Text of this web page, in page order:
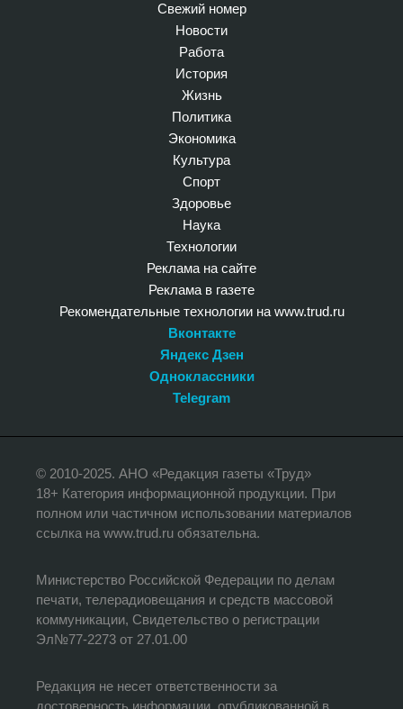
Свежий номер
Новости
Работа
История
Жизнь
Политика
Экономика
Культура
Спорт
Здоровье
Наука
Технологии
Реклама на сайте
Реклама в газете
Рекомендательные технологии на www.trud.ru
Вконтакте
Яндекс Дзен
Одноклассники
Telegram
© 2010-2025. АНО «Редакция газеты «Труд»
18+ Категория информационной продукции. При
полном или частичном использовании материалов
ссылка на www.trud.ru обязательна.
Министерство Российской Федерации по делам
печати, телерадиовещания и средств массовой
коммуникации, Свидетельство о регистрации
Эл№77-2273 от 27.01.00
Редакция не несет ответственности за